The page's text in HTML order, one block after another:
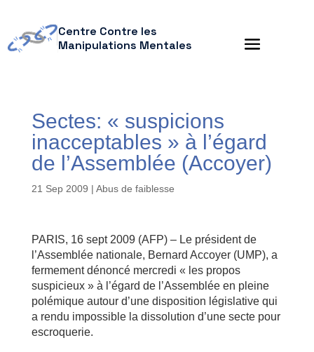
Centre Contre les
Manipulations Mentales
Sectes: « suspicions
inacceptables » à l’égard
de l’Assemblée (Accoyer)
21 Sep 2009 | Abus de faiblesse
PARIS, 16 sept 2009 (AFP) – Le président de
l’Assemblée nationale, Bernard Accoyer (UMP), a
fermement dénoncé mercredi « les propos
suspicieux » à l’égard de l’Assemblée en pleine
polémique autour d’une disposition législative qui
a rendu impossible la dissolution d’une secte pour
escroquerie.